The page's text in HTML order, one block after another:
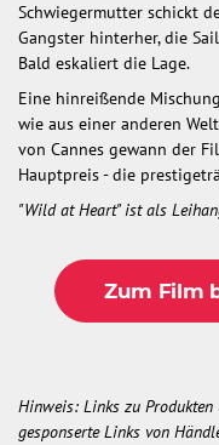
Schwiegermutter schickt
Gangster hinterher, die
Bald eskaliert die Lage.
Eine hinreißende
wie aus einer anderen
von Cannes gewann der
Hauptpreis - die
"Wild at Heart" ist als
Zum Film
Hinweis: Links zu
gesponserte Links von